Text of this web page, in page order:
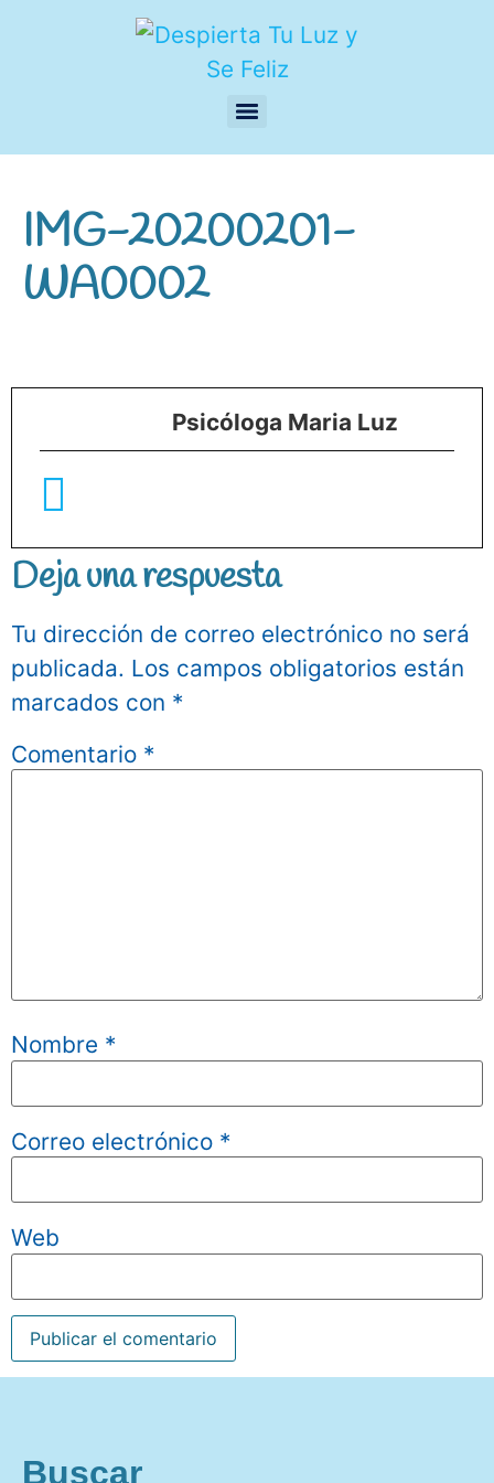
IMG-20200201-
WA0002
Psicóloga Maria Luz
Deja una respuesta
Tu dirección de correo electrónico no será
publicada. Los campos obligatorios están
marcados con *
Comentario *
Nombre *
Correo electrónico *
Web
Buscar